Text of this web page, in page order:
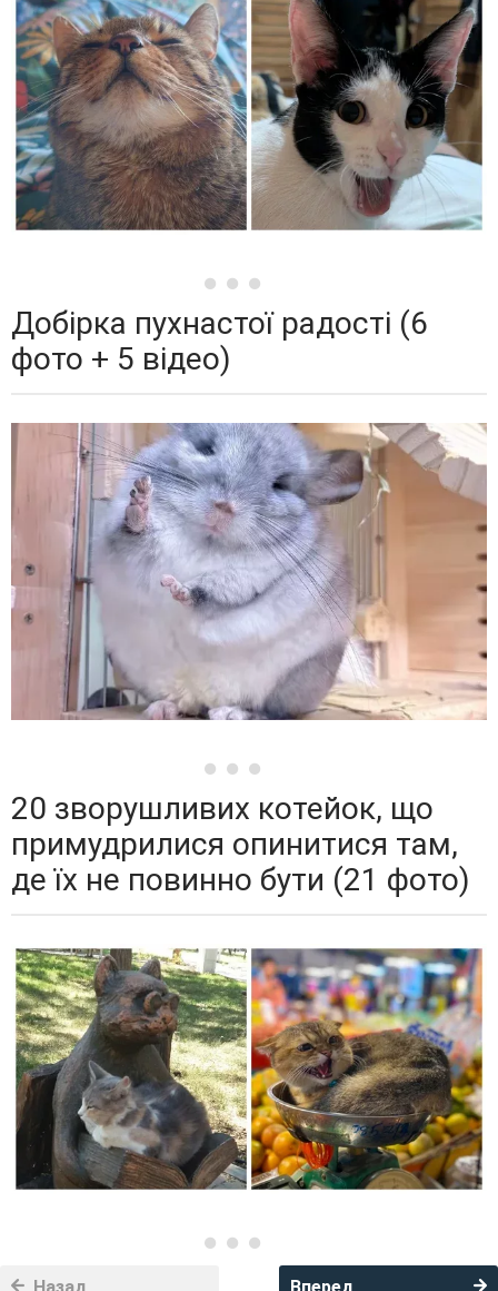
Добірка пухнастої радості (6
фото + 5 відео)
20 зворушливих котейок, що
примудрилися опинитися там,
де їх не повинно бути (21 фото)